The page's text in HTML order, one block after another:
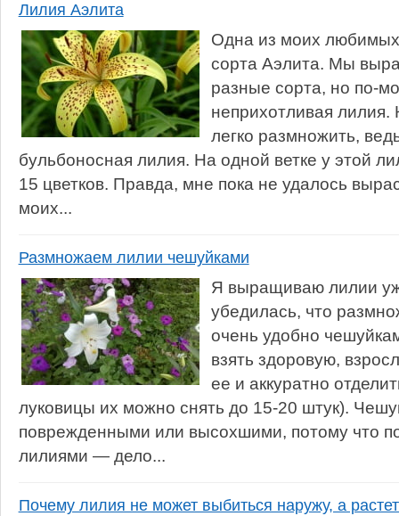
Лилия Аэлита
Одна из моих
сорта Аэлита. Мы
разные сорта, но по-
неприхотливая лилия.
легко размножить,
бульбоносная лилия. На одной ветке у этой
15 цветков. Правда, мне пока не удалось
моих...
Размножаем лилии чешуйками
Я выращиваю лилии
убедилась, что
очень удобно
взять здоровую,
ее и аккуратно
луковицы их можно снять до 15-20 штук).
поврежденными или высохшими, потому что
лилиями — дело...
Почему лилия не может выбиться наружу, а